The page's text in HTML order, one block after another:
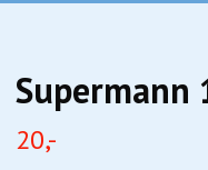
Supermann
20,-